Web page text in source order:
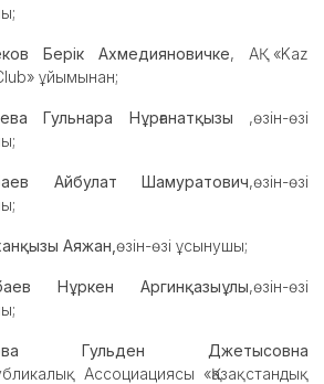
Берік Ахмедияновичке, АҚ «Kaz
ұйымынан;
Гульнара Нұрғанатқызы ,өзін-өзі
Айбулат Шамуратович,өзін-өзі
Аяжан, өзін-өзі ұсынушы;
Нұркен Аргинқазыұлы,өзін-өзі
Гульден Джетысовна
Ассоциациясы «Қазақстандық